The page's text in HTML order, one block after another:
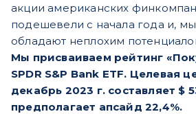
акции американских
подешевели с начала года и,
обладают неплохим
Мы присваиваем рейтинг
SPDR S&P Bank ETF. Целевая
декабрь 2023 г. составляет $
предполагает апсайд 22,4%.